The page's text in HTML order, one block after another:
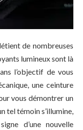
de nombreuses
lumineux sont là
l’objectif de vous
une ceinture
vous démontrer un
tel témoin s’illumine,
d’une nouvelle